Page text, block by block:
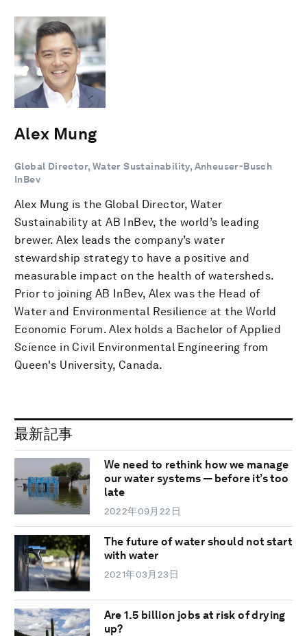
Alex Mung
Global Director, Water Sustainability, Anheuser-Busch
InBev
Alex Mung is the Global Director, Water
Sustainability at AB InBev, the world’s leading
brewer. Alex leads the company’s water
stewardship strategy to have a positive and
measurable impact on the health of watersheds.
Prior to joining AB InBev, Alex was the Head of
Water and Environmental Resilience at the World
Economic Forum. Alex holds a Bachelor of Applied
Science in Civil Environmental Engineering from
Queen's University, Canada.
最新記事
We need to rethink how we manage
our water systems — before it’s too
late
2022年09月22日
The future of water should not start
with water
2021年03月23日
Are 1.5 billion jobs at risk of drying
up?